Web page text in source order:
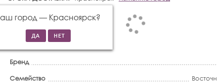
город — Красноярск?
Бренд
Семейство